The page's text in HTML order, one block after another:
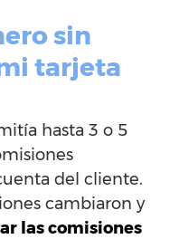
sin
tarjeta
hasta 3 o 5
del cliente.
cambiaron y
las comisiones